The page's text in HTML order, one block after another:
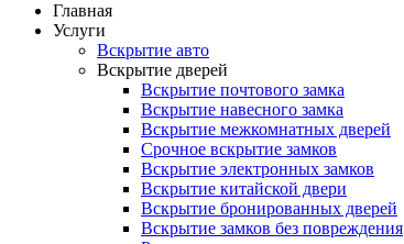
Главная
Услуги
Вскрытие авто
Вскрытие дверей
Вскрытие почтового замка
Вскрытие навесного замка
Вскрытие межкомнатных дверей
Срочное вскрытие замков
Вскрытие электронных замков
Вскрытие китайской двери
Вскрытие бронированных дверей
Вскрытие замков без повреждения